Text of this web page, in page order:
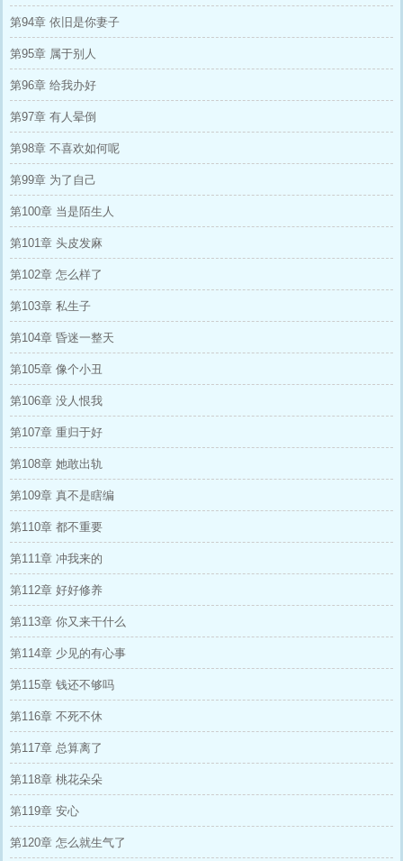
第94章 依旧是你妻子
第95章 属于别人
第96章 给我办好
第97章 有人晕倒
第98章 不喜欢如何呢
第99章 为了自己
第100章 当是陌生人
第101章 头皮发麻
第102章 怎么样了
第103章 私生子
第104章 昏迷一整天
第105章 像个小丑
第106章 没人恨我
第107章 重归于好
第108章 她敢出轨
第109章 真不是瞎编
第110章 都不重要
第111章 冲我来的
第112章 好好修养
第113章 你又来干什么
第114章 少见的有心事
第115章 钱还不够吗
第116章 不死不休
第117章 总算离了
第118章 桃花朵朵
第119章 安心
第120章 怎么就生气了